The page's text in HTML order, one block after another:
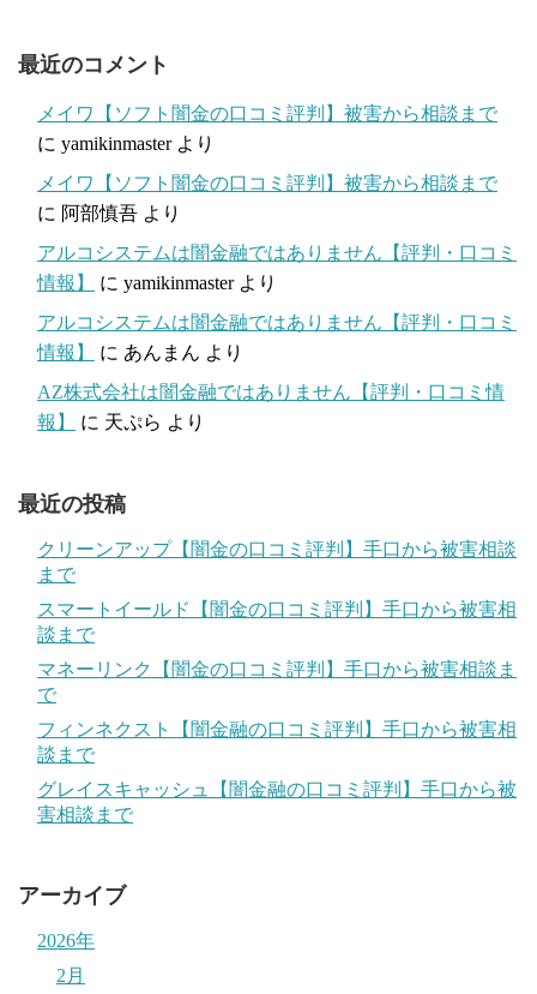
最近のコメント
メイワ【ソフト闇金の口コミ評判】被害から相談まで
に yamikinmasterより
メイワ【ソフト闇金の口コミ評判】被害から相談まで
に 阿部慎吾 より
アルコシステムは闇金融ではありません【評判・口コミ
情報】
に yamikinmasterより
アルコシステムは闇金融ではありません【評判・口コミ
情報】
に あんまん より
AZ株式会社は闇金融ではありません【評判・口コミ情
報】
に 天ぷら より
最近の投稿
クリーンアップ【闇金の口コミ評判】手口から被害相談
まで
スマートイールド【闇金の口コミ評判】手口から被害相
談まで
マネーリンク【闇金の口コミ評判】手口から被害相談ま
で
フィンネクスト【闇金融の口コミ評判】手口から被害相
談まで
グレイスキャッシュ【闇金融の口コミ評判】手口から被
害相談まで
アーカイブ
2026年
2月